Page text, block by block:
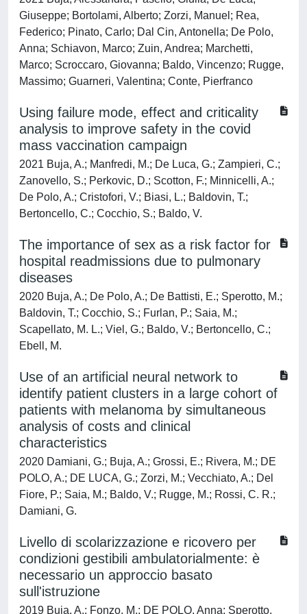
Giuseppe; Bortolami, Alberto; Zorzi, Manuel; Rea,
Federico; Pinato, Carlo; Dal Cin, Antonella; De Polo,
Anna; Schiavon, Marco; Zuin, Andrea; Marchetti,
Marco; Scroccaro, Giovanna; Baldo, Vincenzo; Rugge,
Massimo; Guarneri, Valentina; Conte, Pierfranco
Using failure mode, effect and criticality
analysis to improve safety in the covid
mass vaccination campaign
2021 Buja, A.; Manfredi, M.; De Luca, G.; Zampieri, C.;
Zanovello, S.; Perkovic, D.; Scotton, F.; Minnicelli, A.;
De Polo, A.; Cristofori, V.; Biasi, L.; Baldovin, T.;
Bertoncello, C.; Cocchio, S.; Baldo, V.
The importance of sex as a risk factor for
hospital readmissions due to pulmonary
diseases
2020 Buja, A.; De Polo, A.; De Battisti, E.; Sperotto, M.;
Baldovin, T.; Cocchio, S.; Furlan, P.; Saia, M.;
Scapellato, M. L.; Viel, G.; Baldo, V.; Bertoncello, C.;
Ebell, M.
Use of an artificial neural network to
identify patient clusters in a large cohort of
patients with melanoma by simultaneous
analysis of costs and clinical
characteristics
2020 Damiani, G.; Buja, A.; Grossi, E.; Rivera, M.; DE
POLO, A.; DE LUCA, G.; Zorzi, M.; Vecchiato, A.; Del
Fiore, P.; Saia, M.; Baldo, V.; Rugge, M.; Rossi, C. R.;
Damiani, G.
Livello di scolarizzazione e ricovero per
condizioni gestibili ambulatorialmente: è
necessario un approccio basato
sull'istruzione
2019 Buja, A.; Fonzo, M.; DE POLO, Anna; Sperotto,